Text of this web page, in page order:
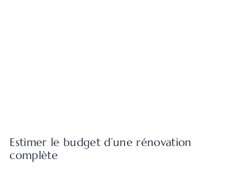
Estimer le budget d’une rénovation
complète